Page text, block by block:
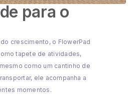
para o
crescimento, o FlowerPad
tapete de atividades,
como um cantinho de
ele acompanha a
momentos.